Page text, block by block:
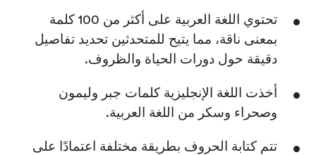
تحتوي اللغة العربية على أكثر من 100 كلمة
بمعنى ناقة، مما يتيح للمتحدثين تحديد تفاصيل
دقيقة حول دورات الحياة والظروف.
أخذت اللغة الإنجليزية كلمات جبر وليمون
وصحراء وسكر من اللغة العربية.
تتم كتابة الحروف بطريقة مختلفة اعتمادًا على